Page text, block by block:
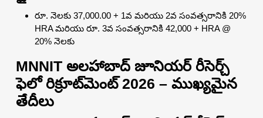
రూ. నెలకు 37,000.00 + 1వ మరియు 2వ సంవత్సరానికి 20%
HRA మరియు రూ. 3వ సంవత్సరానికి 42,000 + HRA @
20% నెలకు
MNNIT అలహాబాద్ జూనియర్ రీసెర్చ్
ఫెలో రిక్రూట్‌మెంట్ 2026 – ముఖ్యమైన
తేదీలు